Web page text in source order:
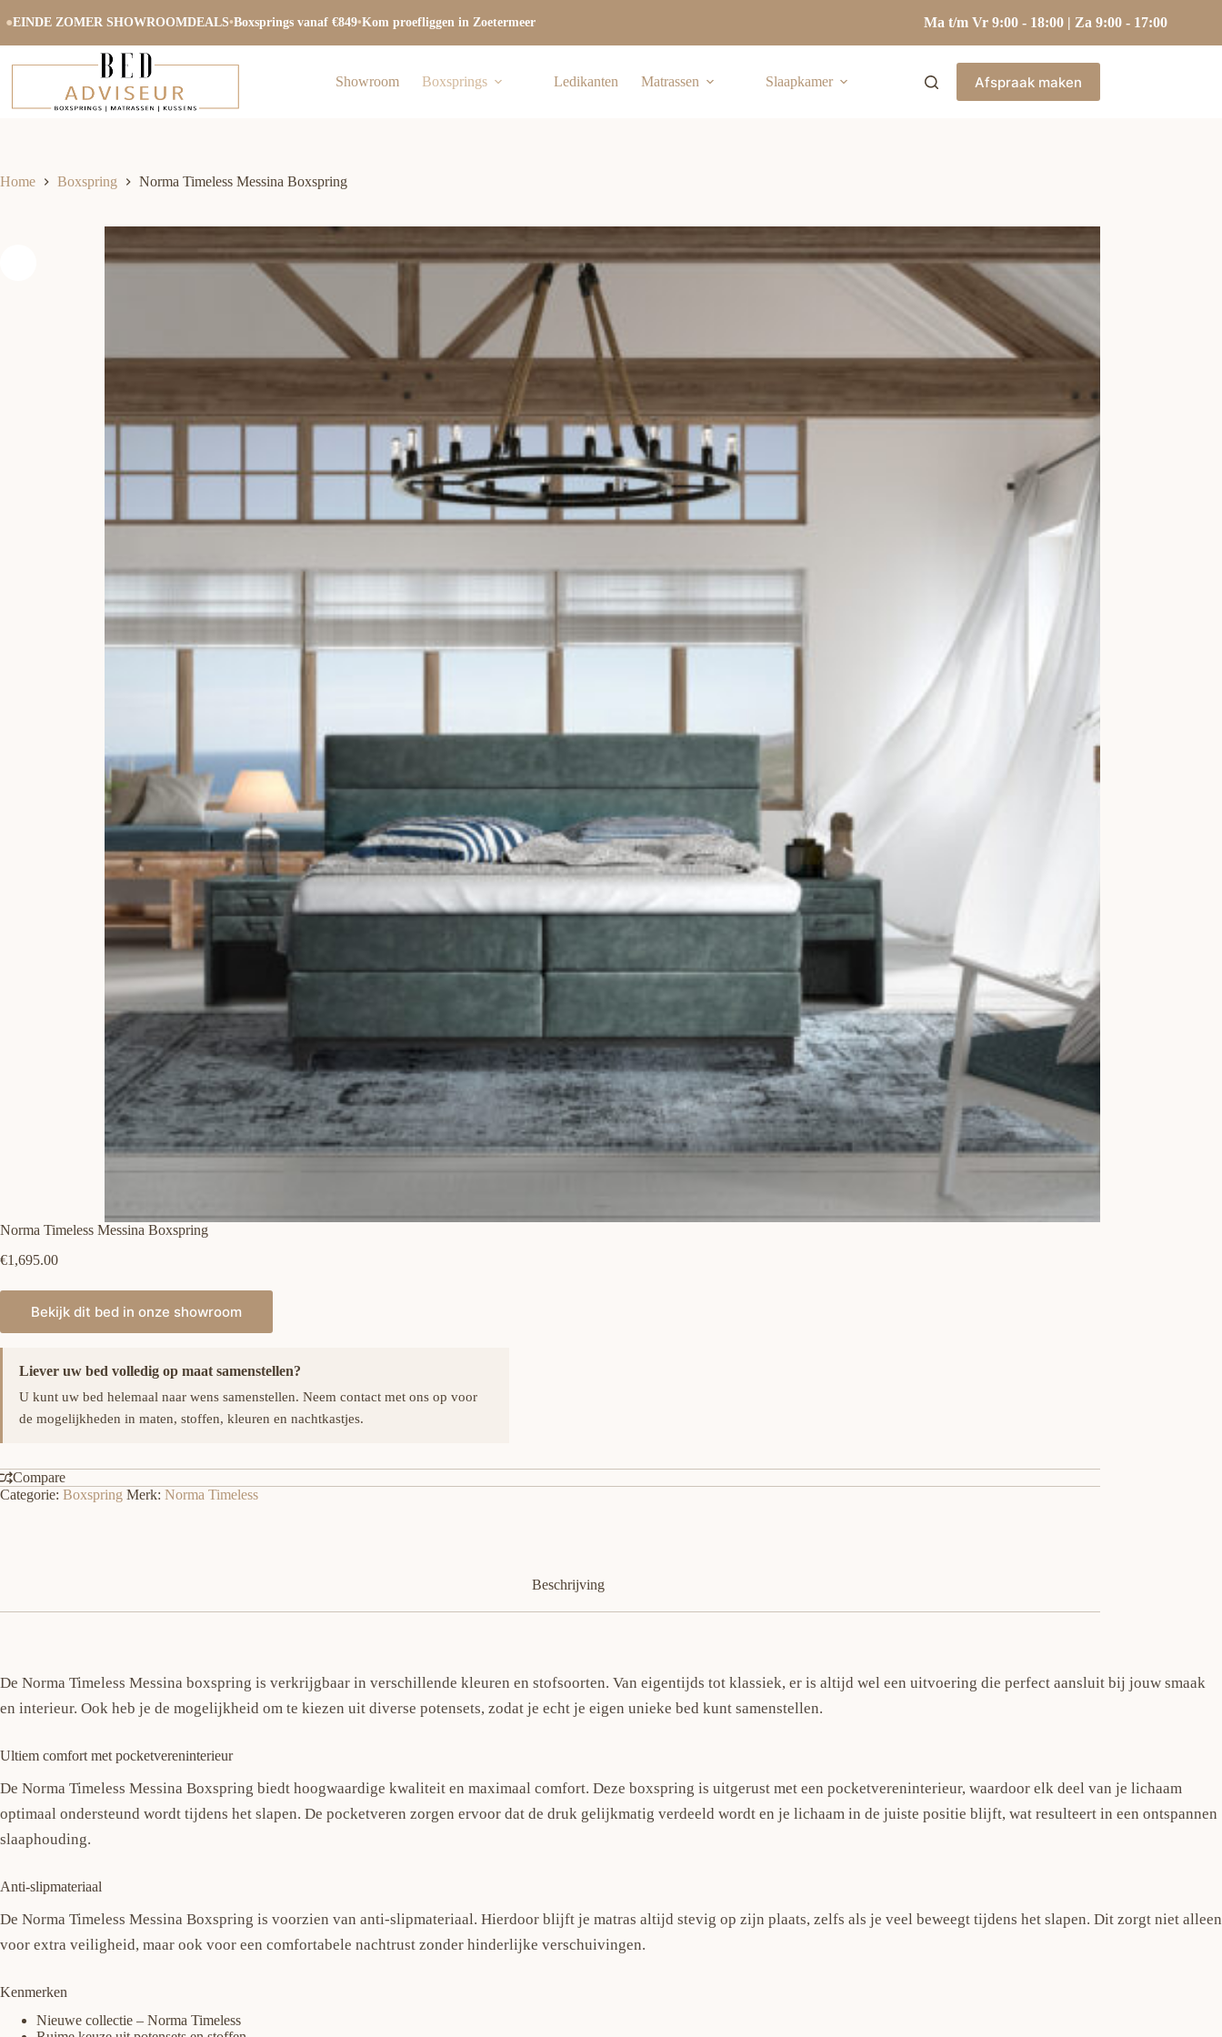
naar
●EINDE ZOMER SHOWROOMDEALS•Boxsprings vanaf €849•Kom proefliggen in Zoetermeer Ma t/m Vr 9:00 - 18:00 | Za 9:00 - 17:00
Showroom Boxsprings Ledikanten Matrassen Slaapkamer Afspraak maken
Home Boxspring Norma Timeless Messina Boxspring
Norma Timeless Messina Boxspring
€1,695.00
Bekijk dit bed in onze showroom
Liever uw bed volledig op maat samenstellen?
U kunt uw bed helemaal naar wens samenstellen. Neem contact met ons op voor
de mogelijkheden in maten, stoffen, kleuren en nachtkastjes.
Compare
Categorie: Boxspring Merk: Norma Timeless
Beschrijving
De Norma Timeless Messina boxspring is verkrijgbaar in verschillende kleuren en stofsoorten. Van eigentijds tot klassiek, er is altijd wel een uitvoering die perfect aansluit bij jouw smaak
en interieur. Ook heb je de mogelijkheid om te kiezen uit diverse potensets, zodat je echt je eigen unieke bed kunt samenstellen.
Ultiem comfort met pocketvereninterieur
De Norma Timeless Messina Boxspring biedt hoogwaardige kwaliteit en maximaal comfort. Deze boxspring is uitgerust met een pocketvereninterieur, waardoor elk deel van je lichaam
optimaal ondersteund wordt tijdens het slapen. De pocketveren zorgen ervoor dat de druk gelijkmatig verdeeld wordt en je lichaam in de juiste positie blijft, wat resulteert in een ontspannen
slaaphouding.
Anti-slipmateriaal
De Norma Timeless Messina Boxspring is voorzien van anti-slipmateriaal. Hierdoor blijft je matras altijd stevig op zijn plaats, zelfs als je veel beweegt tijdens het slapen. Dit zorgt niet alleen
voor extra veiligheid, maar ook voor een comfortabele nachtrust zonder hinderlijke verschuivingen.
Kenmerken
Nieuwe collectie – Norma Timeless